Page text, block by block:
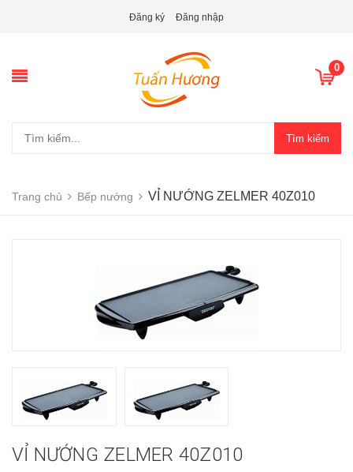
Đăng ký Đăng nhập
0
Tìm kiếm
Trang chủ Bếp nướng VỈ NƯỚNG ZELMER 40Z010
VỈ NƯỚNG ZELMER 40Z010